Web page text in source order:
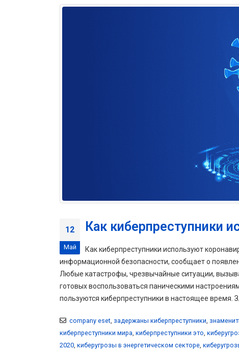
12
Май
Как киберпреступники
Как киберпреступники используют
информационной безопасности, сообщает о
Любые катастрофы, чрезвычайные ситуации,
готовых воспользоваться паническими
пользуются киберпреступники в настоящее время.
company eset, задержаны киберпреступники,
киберпреступники мира, киберпреступники это,
2020, киберугрозы в энергетическом секторе,